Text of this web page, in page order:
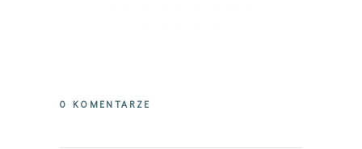
0 KOMENTARZE